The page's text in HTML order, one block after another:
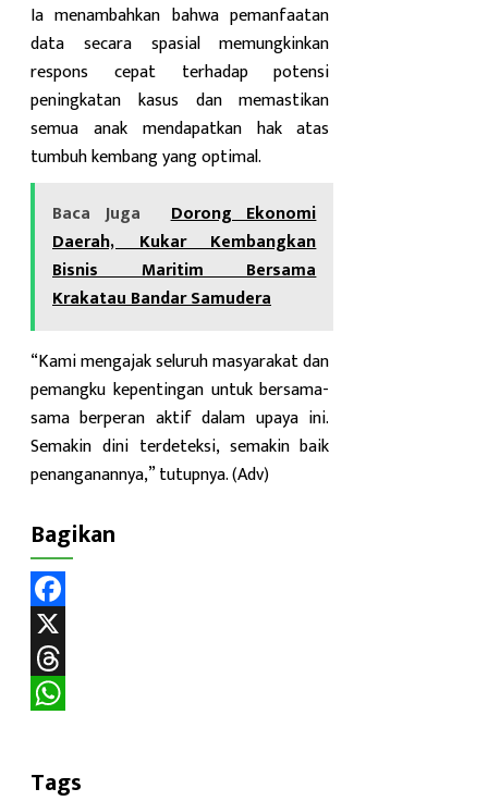
Ia menambahkan bahwa pemanfaatan
data secara spasial memungkinkan
respons cepat terhadap potensi
peningkatan kasus dan memastikan
semua anak mendapatkan hak atas
tumbuh kembang yang optimal.
Baca Juga
Dorong Ekonomi
Daerah, Kukar Kembangkan
Bisnis Maritim Bersama
Krakatau Bandar Samudera
“Kami mengajak seluruh masyarakat dan
pemangku kepentingan untuk bersama-
sama berperan aktif dalam upaya ini.
Semakin dini terdeteksi, semakin baik
penanganannya,” tutupnya. (Adv)
Bagikan
Facebook
X
Threads
Tags